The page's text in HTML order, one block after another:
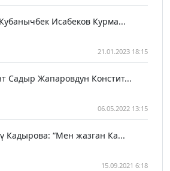
Исабеков Курма...
21.01.2023 18:15
Садыр Жапаровдун Констит...
06.05.2022 13:15
Кадырова: “Мен жазган Ка...
15.09.2021 6:18